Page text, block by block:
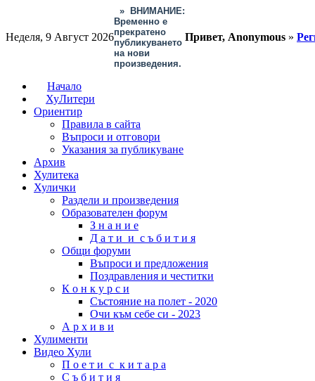
Неделя, 9 Август 2026
»
ВНИМАНИЕ:
Временно е
прекратено
публикуването
на нови
произведения.
Привет, Anonymous »
Начало
ХуЛитери
Ориентир
Правила в сайта
Въпроси и отговори
Указания за публикуване
Архив
Хулитека
Хулички
Раздели и произведения
Образователен форум
З н а н и е
Д а т и и с ъ б и т и я
Общи форуми
Въпроси и предложения
Поздравления и честитки
К о н к у р с и
Състояние на полет - 2020
Очи към себе си - 2023
А р х и в и
Хулименти
Видео Хули
П о е т и с к и т а р а
С ъ б и т и я